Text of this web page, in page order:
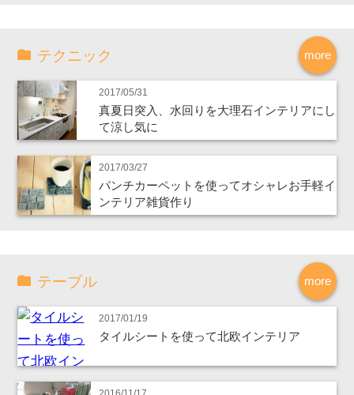
more
テクニック
2017/05/31
真夏日突入、水回りを大理石インテリアにし
て涼し気に
2017/03/27
パンチカーペットを使ってオシャレお手軽イ
ンテリア雑貨作り
more
テーブル
2017/01/19
タイルシートを使って北欧インテリア